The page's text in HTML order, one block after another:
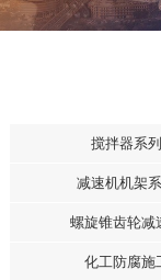
搅拌器系列
减速机机架
螺旋锥齿轮减
化工防腐施